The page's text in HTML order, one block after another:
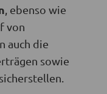
, ebenso wie
von
auch die
sowie